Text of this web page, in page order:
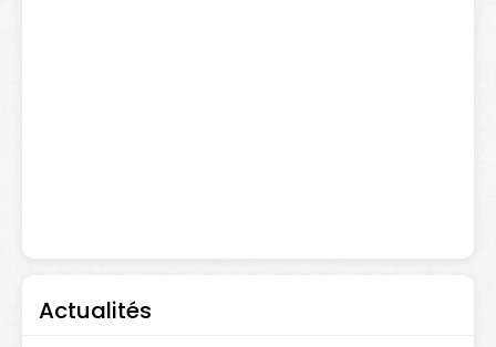
Actualités